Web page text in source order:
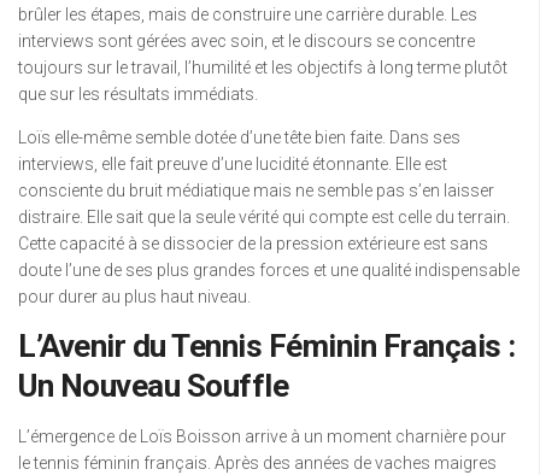
brûler les étapes, mais de construire une carrière durable. Les
interviews sont gérées avec soin, et le discours se concentre
toujours sur le travail, l’humilité et les objectifs à long terme plutôt
que sur les résultats immédiats.
Loïs elle-même semble dotée d’une tête bien faite. Dans ses
interviews, elle fait preuve d’une lucidité étonnante. Elle est
consciente du bruit médiatique mais ne semble pas s’en laisser
distraire. Elle sait que la seule vérité qui compte est celle du terrain.
Cette capacité à se dissocier de la pression extérieure est sans
doute l’une de ses plus grandes forces et une qualité indispensable
pour durer au plus haut niveau.
L’Avenir du Tennis Féminin Français :
Un Nouveau Souffle
L’émergence de Loïs Boisson arrive à un moment charnière pour
le tennis féminin français. Après des années de vaches maigres